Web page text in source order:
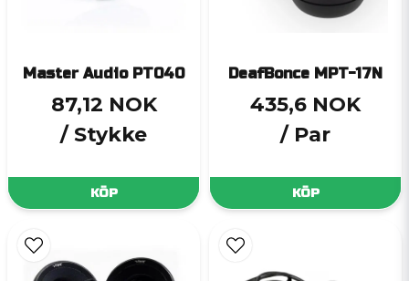
Master Audio PT040
87,12 NOK
/ Stykke
KÖP
DeafBonce MPT-17N
435,6 NOK
/ Par
KÖP